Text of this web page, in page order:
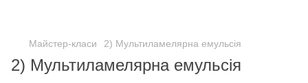
Майстер-класи 2) Мультиламелярна емульсія
2) Мультиламелярна емульсія